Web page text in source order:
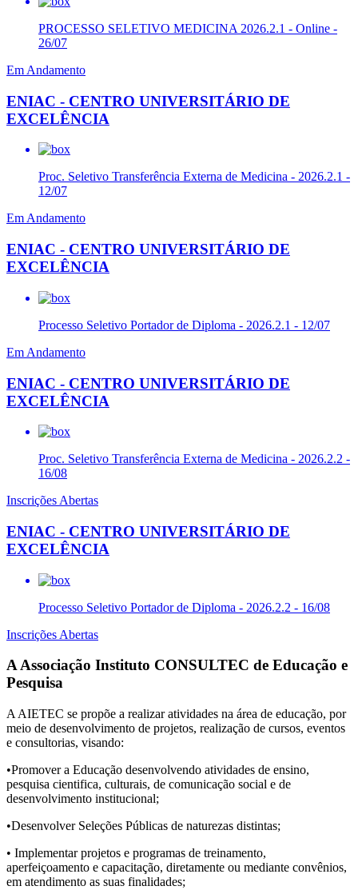
PROCESSO SELETIVO MEDICINA 2026.2.1 - Online -
26/07
Em Andamento
ENIAC - CENTRO UNIVERSITÁRIO DE
EXCELÊNCIA
Proc. Seletivo Transferência Externa de Medicina - 2026.2.1 -
12/07
Em Andamento
ENIAC - CENTRO UNIVERSITÁRIO DE
EXCELÊNCIA
Processo Seletivo Portador de Diploma - 2026.2.1 - 12/07
Em Andamento
ENIAC - CENTRO UNIVERSITÁRIO DE
EXCELÊNCIA
Proc. Seletivo Transferência Externa de Medicina - 2026.2.2 -
16/08
Inscrições Abertas
ENIAC - CENTRO UNIVERSITÁRIO DE
EXCELÊNCIA
Processo Seletivo Portador de Diploma - 2026.2.2 - 16/08
Inscrições Abertas
A Associação Instituto CONSULTEC de Educação e
Pesquisa
A AIETEC se propõe a realizar atividades na área de educação, por
meio de desenvolvimento de projetos, realização de cursos, eventos
e consultorias, visando:
•Promover a Educação desenvolvendo atividades de ensino,
pesquisa cientifica, culturais, de comunicação social e de
desenvolvimento institucional;
•Desenvolver Seleções Públicas de naturezas distintas;
• Implementar projetos e programas de treinamento,
aperfeiçoamento e capacitação, diretamente ou mediante convênios,
em atendimento as suas finalidades;